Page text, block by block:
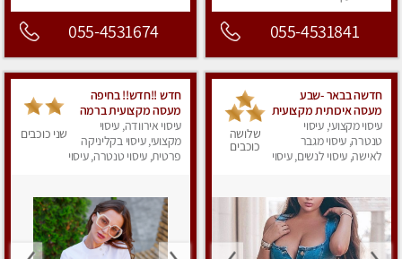
055-4531841
055-4531674
חדשה בבאר -שבע
מעסה איכותית מקצועית
ומפנקת
עיסוי מקצועי, עיסוי
טנטרה, עיסוי מגבר
לאישה, עיסוי לנשים, עיסוי
שלושה
כוכבים
חדש !!חדש!! בחיפה
מעסה מקצועית ברמה
גבוה
עיסוי אירוודה, עיסוי
מקצועי, עיסוי בקליניקה
פרטית, עיסוי טנטרה, עיסוי
שני כוכבים